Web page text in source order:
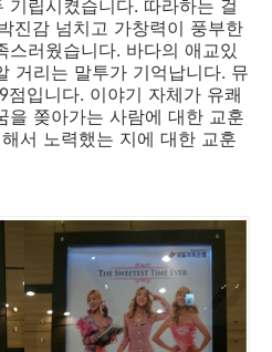
기립시켰습니다. 따라하는 걸
진감 넘치고 가창력이 풍부한
스러웠습니다. 바다의 애교있
거리는 말투가 기억납니다. 뮤
입니다. 이야기 자체가 유쾌
을 쫒아가는 사람에 대한 교훈
서 노력했는 지에 대한 교훈